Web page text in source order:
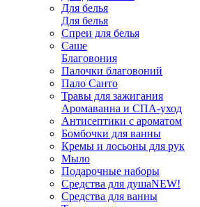
Для белья
Для белья
Спреи для белья
Саше
Благовония
Палочки благовоний
Пало Санто
Травы для зажигания
Аромаванна и СПА-уход
Антисептики с ароматом
Бомбочки для ванны
Кремы и лосьоны для рук
Мыло
Подарочные наборы
Средства для душаNEW!
Средства для ванны